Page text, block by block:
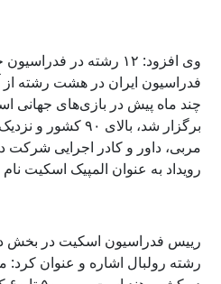
وی افزود: ۱۲ رشته در
فدراسیون ایران در هشت رشته از
چند ماه پیش در بازی‌های جهانی
مربی، داور و کادر اجرایی شرکت
رویداد به عنوان المپیک اسکیت نام
رییس فدراسیون اسکیت در بخش
رشته رولبال اشاره و عنوان کرد: